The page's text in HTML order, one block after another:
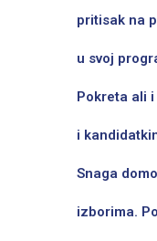
pritisak na
u svoj
Pokreta ali
i
Snaga
izborima.